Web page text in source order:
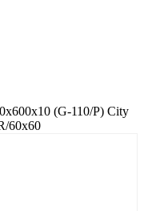
(G-110/P) City
60x60